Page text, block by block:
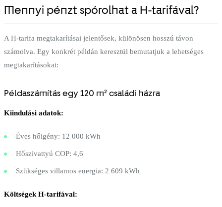
Mennyi pénzt spórolhat a H-tarifával?
A H-tarifa megtakarításai jelentősek, különösen hosszú távon
számolva. Egy konkrét példán keresztül bemutatjuk a lehetséges
megtakarításokat:
Példaszámítás egy 120 m² családi házra
Kiindulási adatok:
Éves hőigény: 12 000 kWh
Hőszivattyú COP: 4,6
Szükséges villamos energia: 2 609 kWh
Költségek H-tarifával: